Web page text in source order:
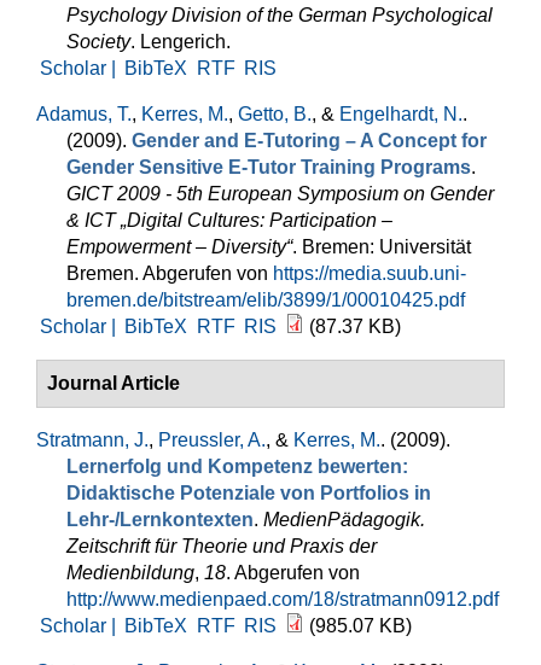
Psychology Division of the German Psychological
Society. Lengerich.
Scholar |
BibTeX RTF RIS
Adamus, T., Kerres, M., Getto, B., & Engelhardt, N..
(2009). Gender and E-Tutoring – A Concept for
Gender Sensitive E-Tutor Training Programs.
GICT 2009 - 5th European Symposium on Gender
& ICT „Digital Cultures: Participation –
Empowerment – Diversity“. Bremen: Universität
Bremen. Abgerufen von https://media.suub.uni-
bremen.de/bitstream/elib/3899/1/00010425.pdf
Scholar |
BibTeX RTF RIS (87.37 KB)
Journal Article
Stratmann, J., Preussler, A., & Kerres, M.. (2009).
Lernerfolg und Kompetenz bewerten:
Didaktische Potenziale von Portfolios in
Lehr-/Lernkontexten. MedienPädagogik.
Zeitschrift für Theorie und Praxis der
Medienbildung, 18. Abgerufen von
http://www.medienpaed.com/18/stratmann0912.pdf
Scholar |
BibTeX RTF RIS (985.07 KB)